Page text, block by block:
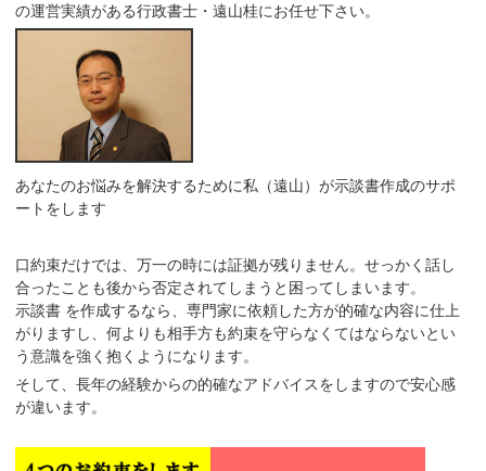
の運営実績がある行政書士・遠山桂にお任せ下さい。
あなたのお悩みを解決するために私（遠山）が示談書作成のサポ
ートをします
口約束だけでは、万一の時には証拠が残りません。せっかく話し
合ったことも後から否定されてしまうと困ってしまいます。
示談書 を作成するなら、専門家に依頼した方が的確な内容に仕上
がり ますし、何よりも相手方も約束を守らなくてはならないとい
う意識を強く抱くようになります。
そして、長年の経験からの的確なアドバイスをしますので安心感
が違います。